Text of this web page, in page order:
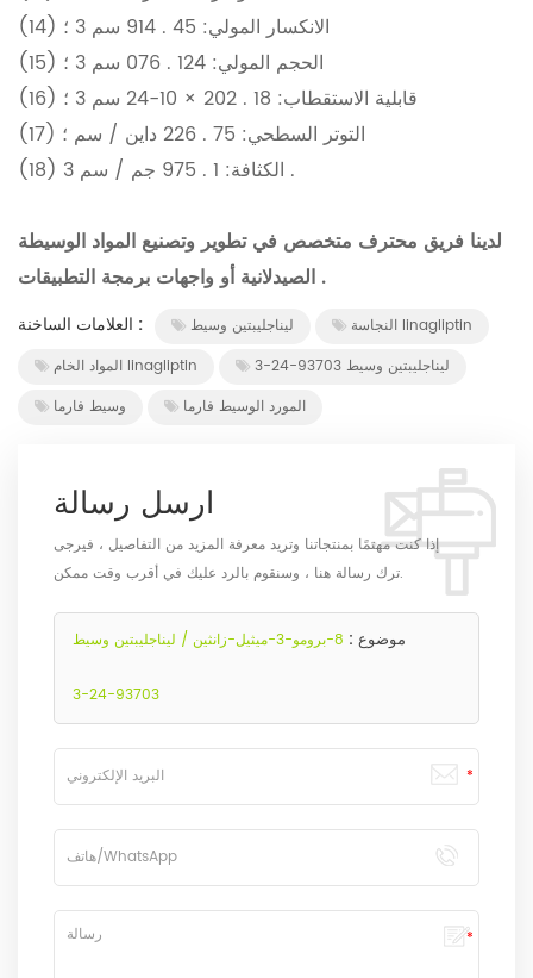
(14) الانكسار المولي: 45 . 914 سم 3 ؛
(15) الحجم المولي: 124 . 076 سم 3 ؛
(16) قابلية الاستقطاب: 18 . 202 × 10-24 سم 3 ؛
(17) التوتر السطحي: 75 . 226 داين / سم ؛
(18) الكثافة: 1 . 975 جم / سم 3 .
لدينا فريق محترف متخصص في تطوير وتصنيع المواد الوسيطة
الصيدلانية أو واجهات برمجة التطبيقات .
العلامات الساخنة : ليناجليبتين وسيط
النجاسة linagliptin
المواد الخام linagliptin
ليناجليبتين وسيط 93703-24-3
وسيط فارما
المورد الوسيط فارما
ارسل رسالة
إذا كنت مهتمًا بمنتجاتنا وتريد معرفة المزيد من التفاصيل ، فيرجى
ترك رسالة هنا ، وسنقوم بالرد عليك في أقرب وقت ممكن.
موضوع : 8-برومو-3-ميثيل-زانثين / ليناجليبتين وسيط
93703-24-3